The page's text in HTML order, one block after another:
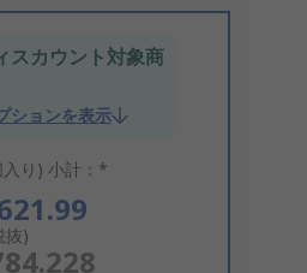
スカウント対象商
ションを表示
り) 小計：*
抜)